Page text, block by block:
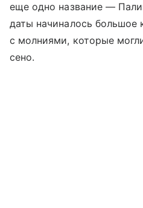
еще одно название —
даты начиналось большое
с молниями, которые
сено.